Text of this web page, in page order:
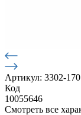
Артикул: 3302-
Код
10055646
Смотреть все